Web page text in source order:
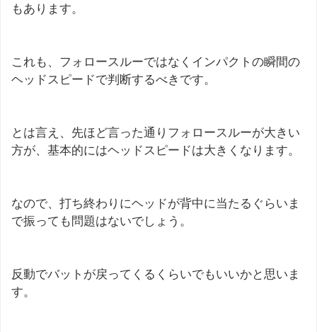
もあります。
これも、フォロースルーではなくインパクトの瞬間の
ヘッドスピードで判断するべきです。
とは言え、先ほど言った通りフォロースルーが大きい
方が、基本的にはヘッドスピードは大きくなります。
なので、打ち終わりにヘッドが背中に当たるぐらいま
で振っても問題はないでしょう。
反動でバットが戻ってくるくらいでもいいかと思いま
す。